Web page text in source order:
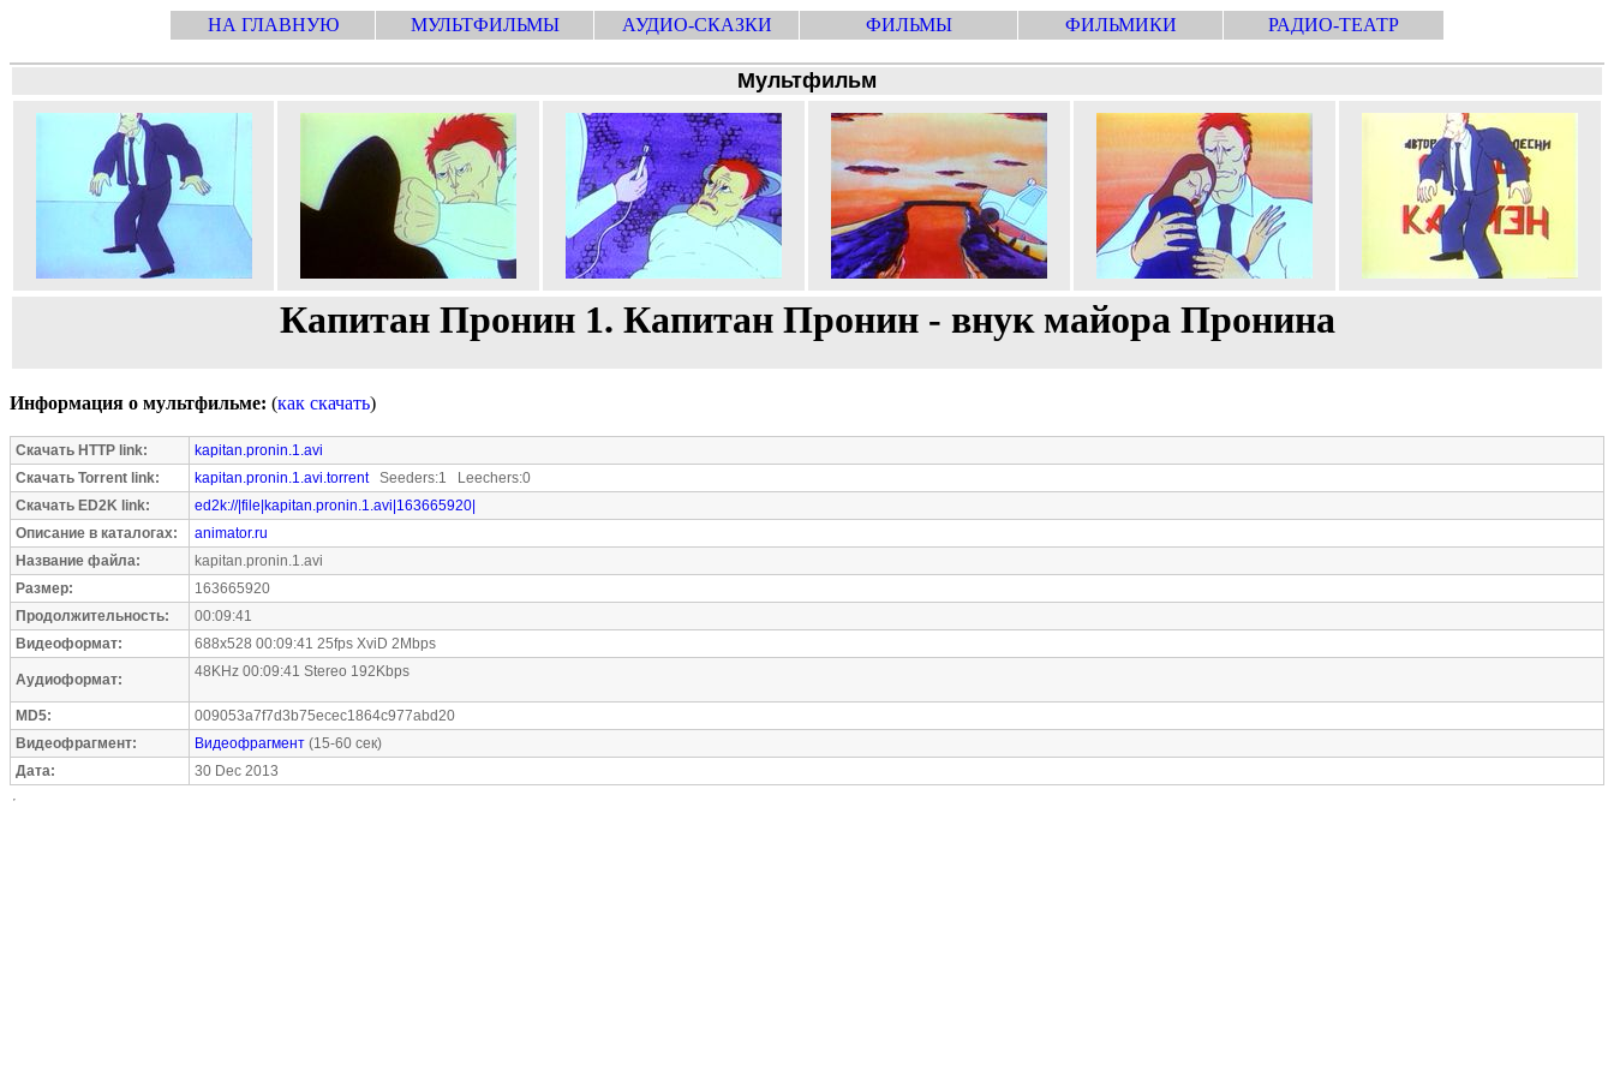
НА ГЛАВНУЮ МУЛЬТФИЛЬМЫ АУДИО-СКАЗКИ ФИЛЬМЫ ФИЛЬМИКИ РАДИО-ТЕАТР
Мультфильм
Капитан Пронин 1. Капитан Пронин - внук майора Пронина
Информация о мультфильме: (как скачать)
Скачать HTTP link:
kapitan.pronin.1.avi
Скачать Torrent link:
kapitan.pronin.1.avi.torrentSeeders:1 Leechers:0
Скачать ED2K link:
ed2k://|file|kapitan.pronin.1.avi|163665920|
Описание в каталогах:
animator.ru
Название файла:
kapitan.pronin.1.avi
Размер:
163665920
Продолжительность:
00:09:41
Видеоформат:
688x528 00:09:41 25fps XviD 2Mbps
Аудиоформат: 48KHz 00:09:41 Stereo 192Kbps
MD5:
009053a7f7d3b75ecec1864c977abd20
Видеофрагмент:
Видеофрагмент (15-60 сек)
Дата:
30 Dec 2013